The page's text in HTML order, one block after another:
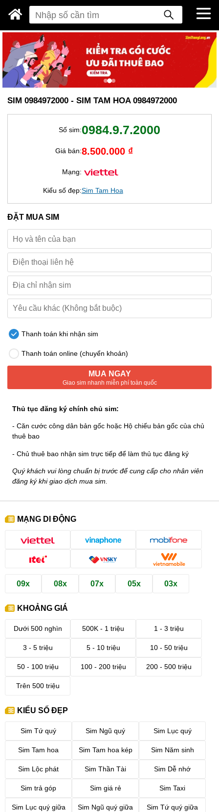
SIM 0984972000 - SIM TAM HOA 0984972000
Số sim:0984.9.7.2000
Giá bán:8.500.000 ₫
Mạng:
Kiểu số đẹp:Sim Tam Hoa
ĐẶT MUA SIM
Thanh toán khi nhận sim
Thanh toán online (chuyển khoản)
MUA NGAY
Giao sim nhanh miễn phí toàn quốc
Thủ tục đăng ký chính chủ sim:
- Căn cước công dân bản gốc hoặc Hộ chiếu bản gốc của chủ
thuê bao
- Chủ thuê bao nhận sim trực tiếp để làm thủ tục đăng ký
Quý khách vui lòng chuẩn bị trước để cung cấp cho nhân viên
đăng ký khi giao dịch mua sim.
MẠNG DI ĐỘNG
09x 08x 07x 05x 03x
KHOẢNG GIÁ
Dưới 500 nghìn 500K - 1 triệu 1 - 3 triệu
3 - 5 triệu 5 - 10 triệu 10 - 50 triệu
50 - 100 triệu 100 - 200 triệu 200 - 500 triệu
Trên 500 triệu
KIỂU SỐ ĐẸP
Sim Tứ quý Sim Ngũ quý Sim Lục quý
Sim Tam hoa Sim Tam hoa kép Sim Năm sinh
Sim Lộc phát Sim Thần Tài Sim Dễ nhớ
Sim trả góp Sim giá rẻ Sim Taxi
Sim Lục quý giữa Sim Ngũ quý giữa Sim Tứ quý giữa